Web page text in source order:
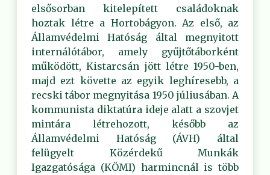
elsősorban kitelepített családoknak
hoztak létre a Hortobágyon. Az első, az
Államvédelmi Hatóság által megnyitott
internálótábor, amely gyűjtőtáborként
működött, Kistarcsán jött létre 1950-ben,
majd ezt követte az egyik leghíresebb, a
recski tábor megnyitása 1950 júliusában. A
kommunista diktatúra ideje alatt a szovjet
mintára létrehozott, később az
Államvédelmi Hatóság (ÁVH) által
felügyelt Közérdekű Munkák
Igazgatósága (KÖMI) harmincnál is több